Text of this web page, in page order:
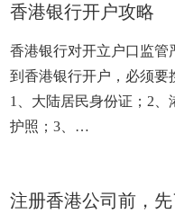
香港银行开户攻略
香港银行对开立户口监管
到香港银行开户，必须要
1、大陆居民身份证；2、
护照；3、…
注册香港公司前，